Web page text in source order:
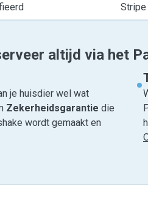
altijd via het
je huisdier wel wat
Zekerheidsgarantie die
wordt gemaakt en